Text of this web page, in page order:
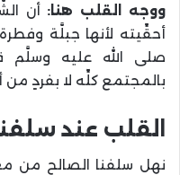
ووجه القلب هنا: أن
أحقِّيته لأنها جبلَّة
صلى الله عليه وسلَّم
بالمجتمع كلِّه لا بفردٍ من
القلب عند
نهل سلفنا الصالح من